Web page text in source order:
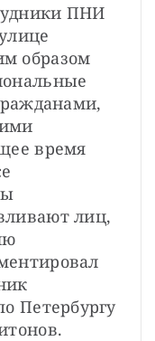
ПНИ
образом
время
лиц,
Петербургу